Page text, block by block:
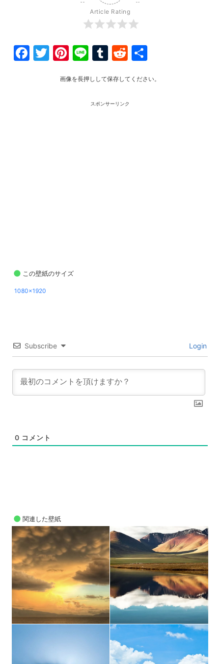
Article Rating
Facebook
Twitter
Pinterest
LineTumblr
Reddit
画像を長押しして保存してください。
スポンサーリンク
この壁紙のサイズ
1080x1920
Subscribe Login
0 コメント
関連した壁紙